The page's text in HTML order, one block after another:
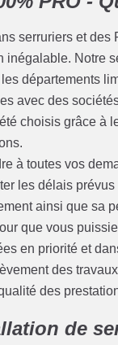
serruriers et
inégalable. Notre
départements
avec des
choisis grâce
à toutes vos
les délais
ainsi que sa
que vous
en priorité et
des
des
de